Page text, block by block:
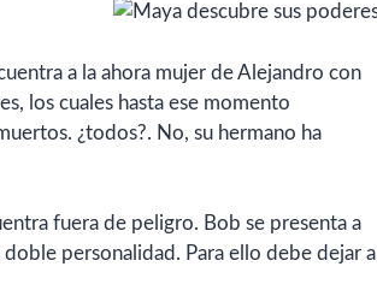
a la ahora mujer de Alejandro con
los cuales hasta ese momento
¿todos?. No, su hermano ha
fuera de peligro. Bob se presenta a
personalidad. Para ello debe dejar a